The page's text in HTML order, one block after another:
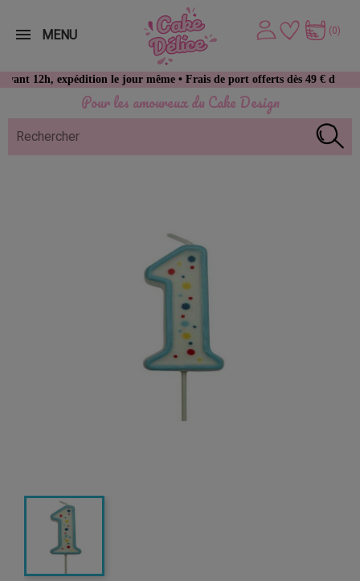
Pour les amoureux du Cake Design
expédition le jour même • Frais de port offerts dès 49 € d’achat
(0)
MENU